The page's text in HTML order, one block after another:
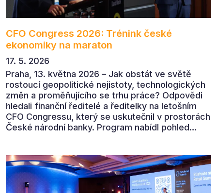
CFO Congress 2026: Trénink české
ekonomiky na maraton
17. 5. 2026
Praha, 13. května 2026 – Jak obstát ve světě
rostoucí geopolitické nejistoty, technologických
změn a proměňujícího se trhu práce? Odpovědi
hledali finanční ředitelé a ředitelky na letošním
CFO Congressu, který se uskutečnil v prostorách
České národní banky. Program nabídl pohled
automatizaci, leadership i budoucnost role CFO.